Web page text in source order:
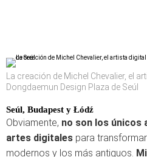
La creación de Michel Chevalier, el
Dongdaemun Design Plaza de Seúl
Seúl, Budapest y Łódź
Obviamente, no son los únicos
artes digitales para
modernos y los más antiguos.